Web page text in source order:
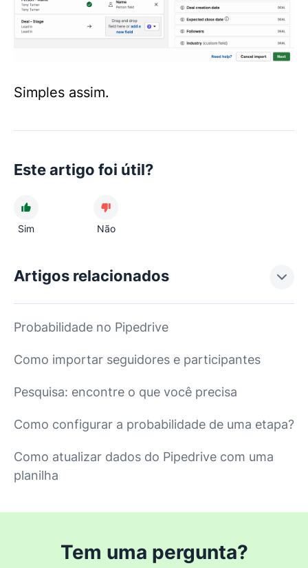
Simples assim.
Este artigo foi útil?
Sim Não
Artigos relacionados
Probabilidade no Pipedrive
Como importar seguidores e participantes
Pesquisa: encontre o que você precisa
Como configurar a probabilidade de uma etapa?
Como atualizar dados do Pipedrive com uma
planilha
Tem uma pergunta?